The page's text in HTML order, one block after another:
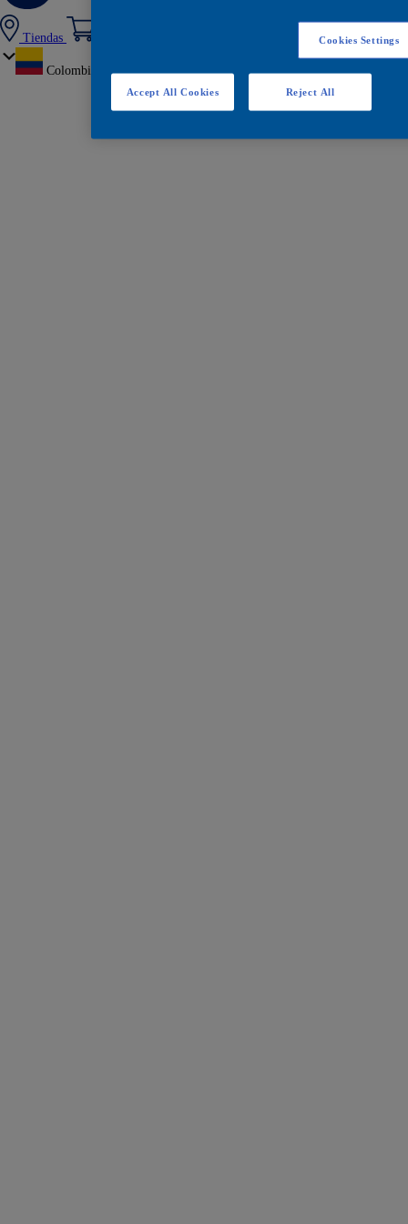
Tiendas
Colombia
Cookies Settings
Reject All
Accept All Cookies